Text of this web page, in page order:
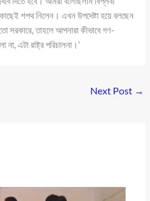
শপথ নিলেন। এখন উপদেষ্টা হয়ে বলছেন
সরকারে, তাহলে আপনারা কীভাবে গণ-
এটা রাষ্ট্র পরিচালনা।’
Next Post →